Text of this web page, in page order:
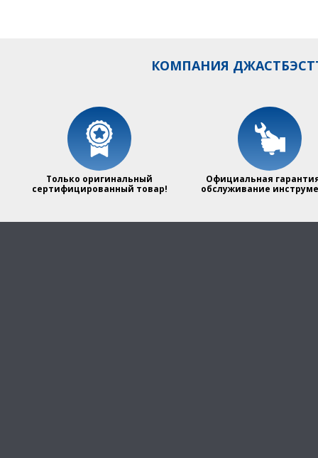
КОМПАНИЯ
Только оригинальный
сертифицированный товар!
Официальная
обслуживание